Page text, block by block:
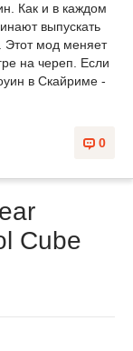
Как и в каждом
выпускать
Этот мод меняет
на череп. Если
в Скайриме -
0
Cube